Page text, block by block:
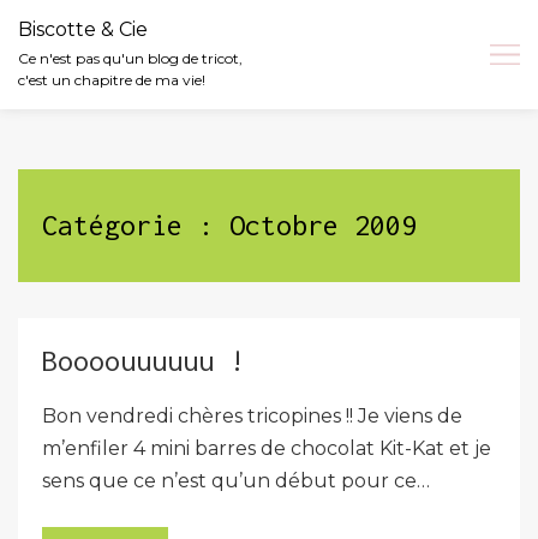
Biscotte & Cie
Ce n'est pas qu'un blog de tricot,
c'est un chapitre de ma vie!
Catégorie : Octobre 2009
Boooouuuuuu !
Bon vendredi chères tricopines !! Je viens de
m’enfiler 4 mini barres de chocolat Kit-Kat et je
sens que ce n’est qu’un début pour ce…